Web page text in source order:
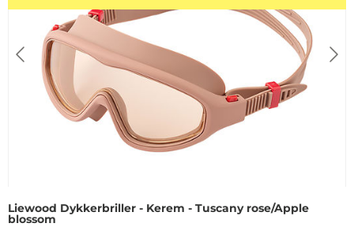
Liewood Dykkerbriller - Kerem - Tuscany rose/Apple
blossom